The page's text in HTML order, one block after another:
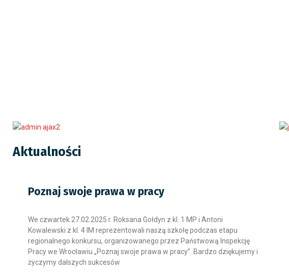
Aktualności
Poznaj swoje prawa w pracy
We czwartek 27.02.2025 r. Roksana Gołdyn z kl. 1 MP i Antoni
Kowalewski z kl. 4 IM reprezentowali naszą szkołę podczas etapu
regionalnego konkursu, organizowanego przez Państwową Inspekcję
Pracy we Wrocławiu „Poznaj swoje prawa w pracy”. Bardzo dziękujemy i
życzymy dalszych sukcesów